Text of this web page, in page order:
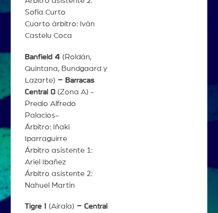
Sofía Curto
Cuarto árbitro: Iván
Castelu Coca
Banfield 4 (Roldán,
Quintana, Bundgaard y
Lazarte) – Barracas
Central 0(Zona A) -
Predio Alfredo
Palacios-
Árbitro: Iñaki
Iparraguirre
Árbitro asistente 1:
Ariel Ibañez
Árbitro asistente 2:
Nahuel Martin
Tigre 1 (Airala) – Central